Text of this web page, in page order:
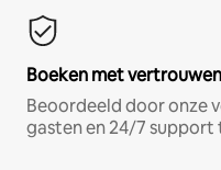
Boeken met vertrouwen
Beoordeeld door onze
gasten en 24/7